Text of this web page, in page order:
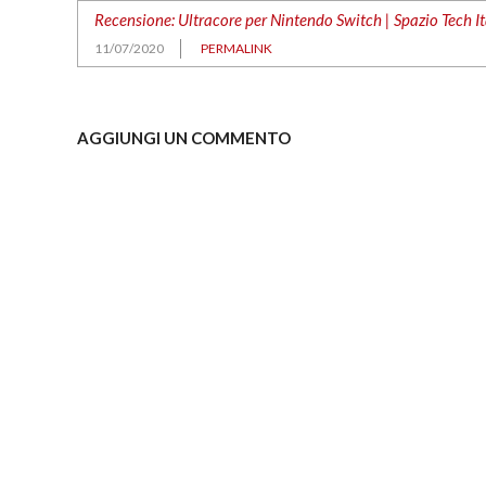
Recensione: Ultracore per Nintendo Switch | Spazio Tech
11/07/2020 PERMALINK
AGGIUNGI UN COMMENTO